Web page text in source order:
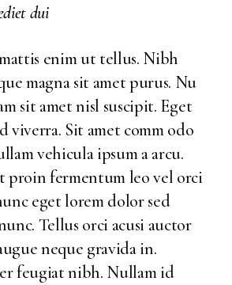
dui
enim ut tellus. Nibh
magna sit amet purus. Nu
sit amet nisl suscipit. Eget
viverra. Sit amet comm odo
vehicula ipsum a arcu.
proin fermentum leo vel orci
eget lorem dolor sed
Tellus orci acusi auctor
neque gravida in.
feugiat nibh. Nullam id